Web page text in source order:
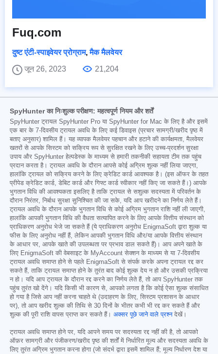
Fuq.com
दुष्ट एंटी-स्पाइवेयर प्रोग्राम,मैक मैलवेयर
जून 26, 2023
21,204
SpyHunter का निःशुल्क परीक्षण: महत्वपूर्ण नियम और शर्तें
SpyHunter ट्रायल SpyHunter Pro या SpyHunter for Mac के लिए है और इसमें
एक बार के 7-दिवसीय ट्रायल अवधि के लिए कई डिवाइस (प्रचार सामग्री/खरीद पृष्ठ में
बताए अनुसार) शामिल हैं। यह व्यापक मैलवेयर पहचान और हटाने की कार्यक्षमता, मैलवेयर
खतरों से आपके सिस्टम को सक्रिय रूप से सुरक्षित रखने के लिए उच्च-प्रदर्शन सुरक्षा
उपाय और SpyHunter हेल्पडेस्क के माध्यम से हमारी तकनीकी सहायता टीम तक पहुंच
प्रदान करता है। ट्रायल अवधि के दौरान आपसे कोई अग्रिम शुल्क नहीं लिया जाएगा,
हालांकि ट्रायल को सक्रिय करने के लिए क्रेडिट कार्ड आवश्यक है। (इस ऑफर के तहत
प्रीपेड क्रेडिट कार्ड, डेबिट कार्ड और गिफ्ट कार्ड स्वीकार नहीं किए जा सकते हैं।) आपके
भुगतान विधि की आवश्यकता इसलिए है ताकि ट्रायल से सशुल्क सदस्यता में परिवर्तन के
दौरान निरंतर, निर्बाध सुरक्षा सुनिश्चित की जा सके, यदि आप खरीदने का निर्णय लेते हैं।
ट्रायल अवधि के दौरान आपके भुगतान विधि से कोई अग्रिम भुगतान राशि नहीं ली जाएगी,
हालांकि आपकी भुगतान विधि की वैधता सत्यापित करने के लिए आपके वित्तीय संस्थान को
प्राधिकरण अनुरोध भेजे जा सकते हैं (ये प्राधिकरण अनुरोध EnigmaSoft द्वारा शुल्क या
फीस के लिए अनुरोध नहीं हैं, लेकिन आपकी भुगतान विधि और/या आपके वित्तीय संस्थान
के आधार पर, आपके खाते की उपलब्धता पर प्रभाव डाल सकते हैं)। आप अपने खाते के
लिए EnigmaSoft की वेबसाइट के MyAccount सेक्शन के माध्यम से या 7-दिवसीय
ट्रायल अवधि समाप्त होने से पहले EnigmaSoft से संपर्क करके अपना ट्रायल रद्द कर
सकते हैं, ताकि ट्रायल समाप्त होने के तुरंत बाद कोई शुल्क देय न हो और उसकी प्रक्रिया
न हो। यदि आप ट्रायल के दौरान रद्द करने का निर्णय लेते हैं, तो आप SpyHunter तक
पहुंच तुरंत खो देंगे। यदि किसी भी कारण से, आपको लगता है कि कोई ऐसा शुल्क संसाधित
हो गया है जिसे आप नहीं करना चाहते थे (उदाहरण के लिए, सिस्टम प्रशासन के आधार
पर), तो आप खरीद शुल्क की तिथि से 30 दिनों के भीतर कभी भी रद्द कर सकते हैं और
शुल्क की पूरी राशि वापस प्राप्त कर सकते हैं। अक्सर पूछे जाने वाले प्रश्नदेखें।
ट्रायल अवधि समाप्त होने पर, यदि आपने समय पर सदस्यता रद्द नहीं की है, तो आपको
ऑफ़र सामग्री और पंजीकरण/खरीद पृष्ठ की शर्तों में निर्धारित मूल्य और सदस्यता अवधि के
लिए तुरंत अग्रिम भुगतान करना होगा (जो संदर्भ द्वारा इसमें शामिल हैं; मूल्य निर्धारण देश या